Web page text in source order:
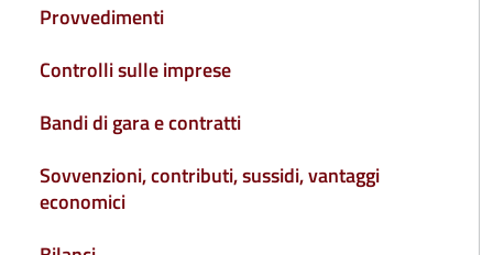
Provvedimenti
Controlli sulle imprese
Bandi di gara e contratti
Sovvenzioni, contributi, sussidi, vantaggi
economici